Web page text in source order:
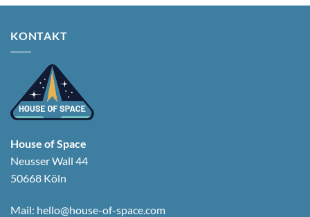
KONTAKT
House of Space
Neusser Wall 44
50668 Köln
Mail: hello@house-of-space.com